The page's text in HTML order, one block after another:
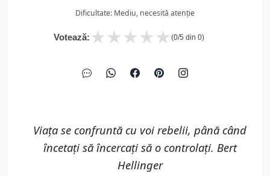
Dificultate: Mediu, necesită atenție
Votează: ★
★
★
★
★ (0/5 din 0)
Viața se confruntă cu voi rebelii, până când
încetați să încercați să o controlați. Bert
Hellinger